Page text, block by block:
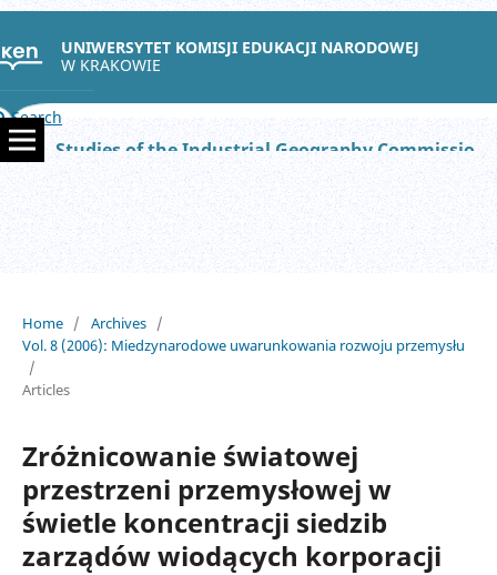
UNIWERSYTET KOMISJI EDUKACJI NARODOWEJ
W KRAKOWIE
Search
Studies of the Industrial Geography Commission of the Polish Geographical Society
Home / Archives /
Vol. 8 (2006): Miedzynarodowe uwarunkowania rozwoju przemysłu
/
Articles
Zróżnicowanie światowej
przestrzeni przemysłowej w
świetle koncentracji siedzib
zarządów wiodących korporacji